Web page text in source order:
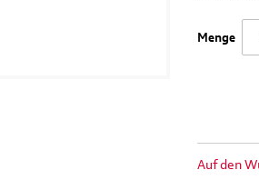
Menge
Auf den